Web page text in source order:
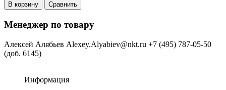
В корзину Сравнить
Менеджер по товару
Алексей Алябьев Alexey.Alyabiev@nkt.ru +7 (495) 787-05-50
(доб. 6145)
Информация